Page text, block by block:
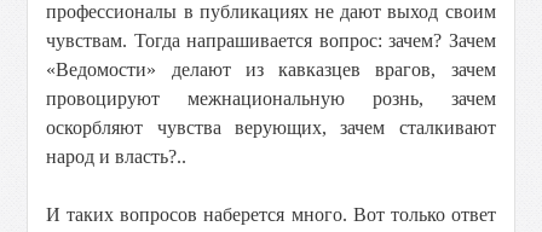
профессионалы в публикациях не дают выход своим
чувствам. Тогда напрашивается вопрос: зачем? Зачем
«Ведомости» делают из кавказцев врагов, зачем
провоцируют межнациональную рознь, зачем
оскорбляют чувства верующих, зачем сталкивают
народ и власть?..
И таких вопросов наберется много. Вот только ответ